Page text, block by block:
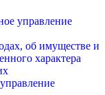
управление
об имуществе и
характера